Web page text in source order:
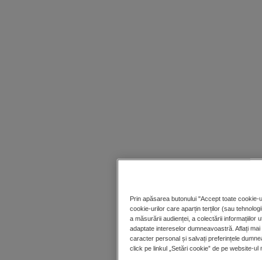
Prin apăsarea butonului "Accept toate
cookie-urilor care aparțin terților (sau
a măsurării audienței, a colectării informațiilor
adaptate intereselor dumneavoastră. Aflați
caracter personal și salvați preferințele
click pe linkul „Setări cookie” de pe website-ul